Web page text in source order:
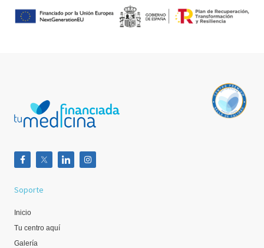
Soporte
Inicio
Tu centro aquí
Galería